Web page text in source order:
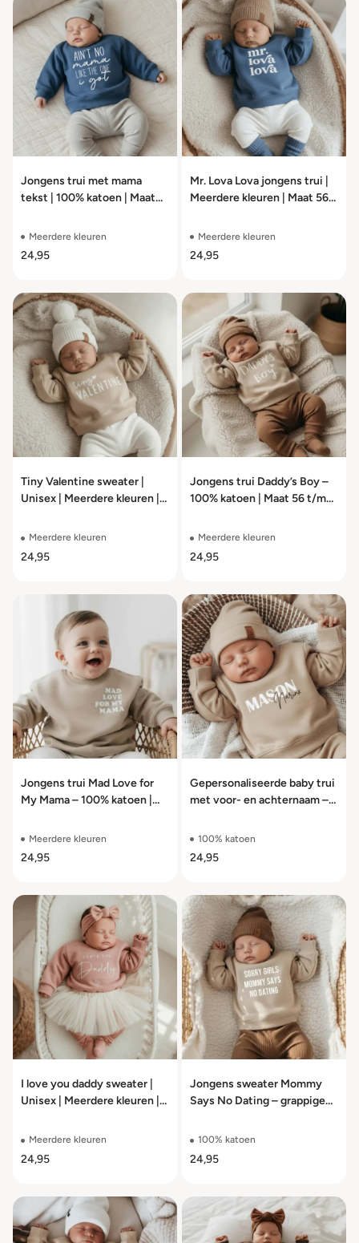
Jongens trui met mama
tekst | 100% katoen | Maat
Meerdere kleuren
24,95
Mr. Lova Lova jongens trui |
Meerdere kleuren | Maat 56
Meerdere kleuren
24,95
Tiny Valentine sweater |
Unisex | Meerdere kleuren |
Meerdere kleuren
24,95
Jongens trui Daddy’s Boy –
100% katoen | Maat 56 t/m
Meerdere kleuren
24,95
Jongens trui Mad Love for
My Mama – 100% katoen |
Meerdere kleuren
24,95
Gepersonaliseerde baby trui
met voor- en achternaam –
100% katoen
24,95
I love you daddy sweater |
Unisex | Meerdere kleuren |
Meerdere kleuren
24,95
Jongens sweater Mommy
Says No Dating – grappige
56 t/m 104
100% katoen
24,95